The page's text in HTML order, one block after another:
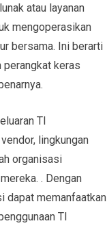
atau layanan
mengoperasikan
bersama. Ini berarti
perangkat keras
TI
lingkungan
organisasi
. Dengan
dapat memanfaatkan
TI